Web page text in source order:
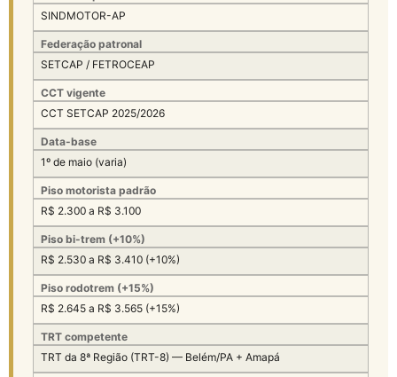
SINDMOTOR-AP
Federação patronal
SETCAP / FETROCEAP
CCT vigente
CCT SETCAP 2025/2026
Data-base
1º de maio (varia)
Piso motorista padrão
R$ 2.300 a R$ 3.100
Piso bi-trem (+10%)
R$ 2.530 a R$ 3.410 (+10%)
Piso rodotrem (+15%)
R$ 2.645 a R$ 3.565 (+15%)
TRT competente
TRT da 8ª Região (TRT-8) — Belém/PA + Amapá